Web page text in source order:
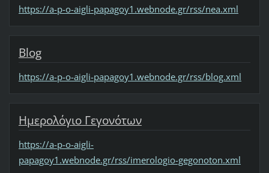
https://a-p-o-aigli-papagoy1.webnode.gr/rss/nea.xml
Blog
https://a-p-o-aigli-papagoy1.webnode.gr/rss/blog.xml
Ημερολόγιο Γεγονότων
https://a-p-o-aigli-
papagoy1.webnode.gr/rss/imerologio-gegonoton.xml